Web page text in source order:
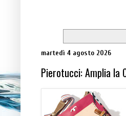
martedì 4 agosto 2026
Pierotucci: Amplia la